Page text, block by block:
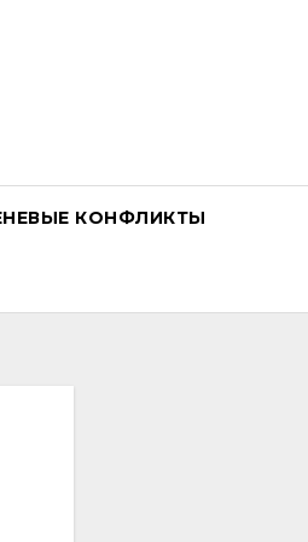
КОНФЛИКТЫ